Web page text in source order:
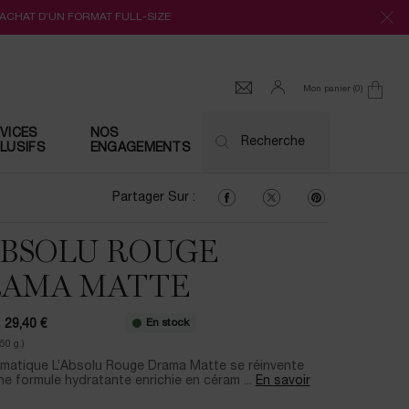
D’UN FORMAT FULL-SIZE
Mon panier 0
0 produit
NOS
ENGAGEMENTS
Recherche
Partager Sur : Partager Sur : Facebook
Partager Sur : Twitter
Partager Sur :
ROUGE
MATTE
prix
29,40 €
g.)
En stock
L’Absolu Rouge Drama Matte se réinvente
formule hydratante enrichie en céram ... En savoir